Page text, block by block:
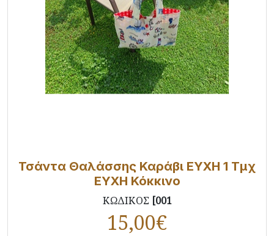
Τσάντα Θαλάσσης Καράβι ΕΥΧΗ 1 Τμχ
ΕΥΧΗ Κόκκινο
ΚΩΔΙΚΟΣ [001
15,00€